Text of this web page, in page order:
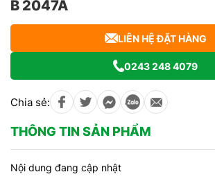
B 2047A
LIÊN HỆ ĐẶT HÀNG
0243 248 4079
Chia sẻ:
THÔNG TIN SẢN PHẨM
Nội dung đang cập nhật